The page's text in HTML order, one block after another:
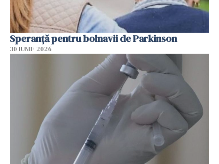
Speranță pentru bolnavii de Parkinson
30 IUNIE 2026